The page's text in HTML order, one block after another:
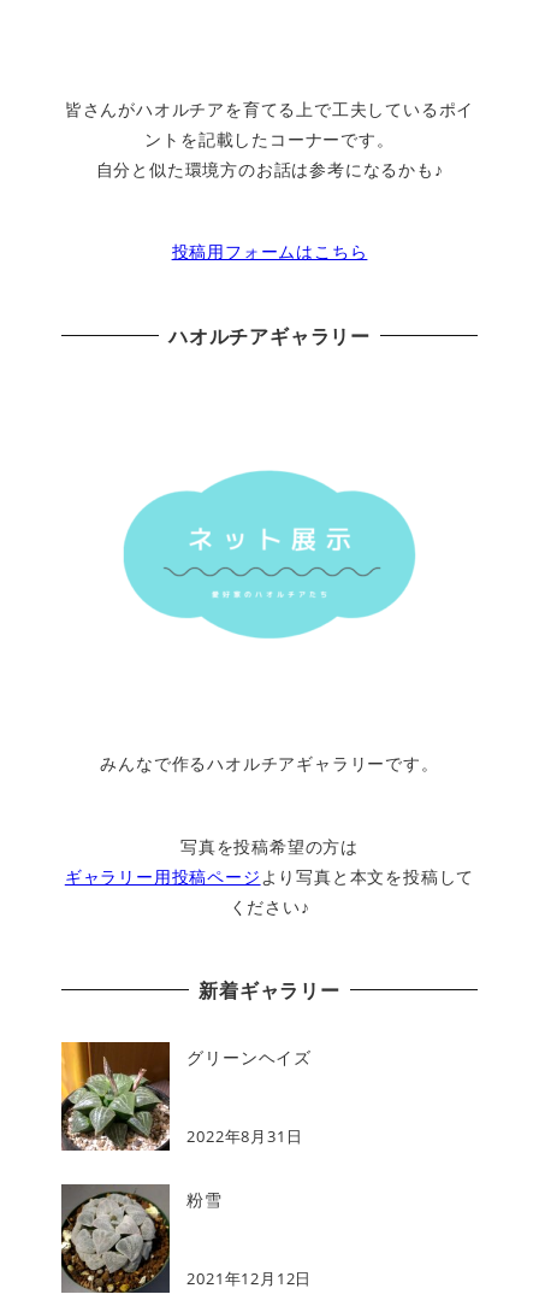
皆さんがハオルチアを育てる上で工夫しているポイ
ントを記載したコーナーです。
自分と似た環境方のお話は参考になるかも♪
投稿用フォームはこちら
ハオルチアギャラリー
みんなで作るハオルチアギャラリーです。
写真を投稿希望の方は
ギャラリー用投稿ページ より写真と本文を投稿して
ください♪
新着ギャラリー
グリーンヘイズ
2022年8月31日
粉雪
2021年12月12日